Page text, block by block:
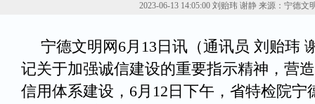
2023-06-13 14:05:00 刘贻玮 谢静 来源：宁德文
宁德文明网6月13日讯（通讯员 刘贻玮
记关于加强诚信建设的重要指示精神，营
信用体系建设，6月12日下午，省特检院宁